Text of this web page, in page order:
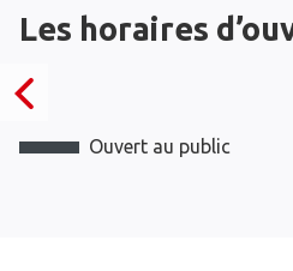
Les horaires
Ouvert au public